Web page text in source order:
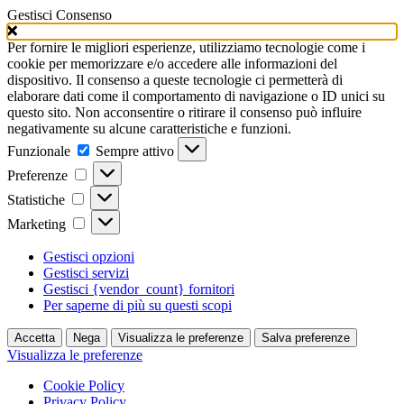
Gestisci Consenso
Per fornire le migliori esperienze, utilizziamo tecnologie come i
cookie per memorizzare e/o accedere alle informazioni del
dispositivo. Il consenso a queste tecnologie ci permetterà di
elaborare dati come il comportamento di navigazione o ID unici su
questo sito. Non acconsentire o ritirare il consenso può influire
negativamente su alcune caratteristiche e funzioni.
Funzionale
Funzionale
Sempre attivo
Preferenze
Preferenze
Statistiche Statistiche
Marketing Marketing
Gestisci opzioni
Gestisci servizi
Gestisci {vendor_count} fornitori
Per saperne di più su questi scopi
Accetta Nega Visualizza le preferenze Salva preferenze
Visualizza le preferenze
Cookie Policy